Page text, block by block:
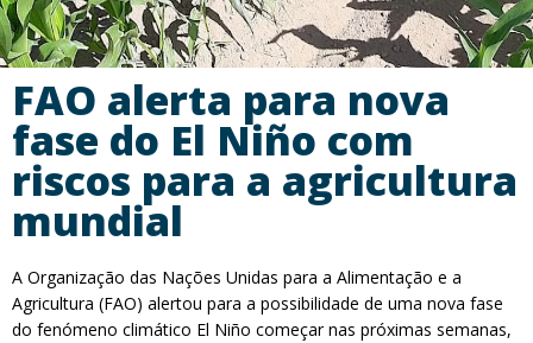
FAO alerta para nova
fase do El Niño com
riscos para a agricultura
mundial
A Organização das Nações Unidas para a Alimentação e a
Agricultura (FAO) alertou para a possibilidade de uma nova fase
do fenómeno climático El Niño começar nas próximas semanas,